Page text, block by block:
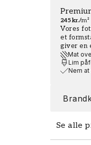
245 kr./m²
Vores
et
giver en
Mat
Lim
Nem
Se alle